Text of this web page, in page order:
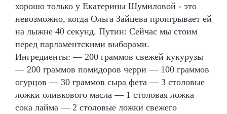
хорошо только у Екатерины Шумиловой - это
невозможно, когда Ольга Зайцева проигрывает ей
на лыжне 40 секунд. Путин: Сейчас мы стоим
перед парламентскими выборами.
Ингредиенты: — 200 граммов свежей кукурузы
— 200 граммов помидоров черри — 100 граммов
огурцов — 30 граммов сыра фета — 3 столовые
ложки оливкового масла — 1 столовая ложка
сока лайма — 2 столовые ложки свежего